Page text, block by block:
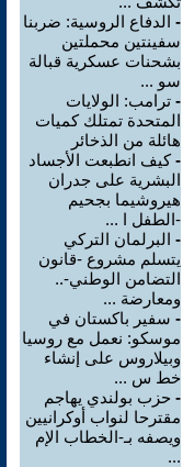
- الدفاع الروسية: ضربنا
سفينتين محملتين
بشحنات عسكرية قبالة
سو ...
- ترامب: الولايات
المتحدة تمتلك كميات
هائلة من الذخائر
-كيف انطبعت الأجساد
البشرية على جدران
هيروشيما بجحيم
-الطفل ا ...
- البرلمان التركي
يتسلم مشروع -قانون
التضامن الوطني-..
ومعارضة ...
- سفير باكستان في
موسكو: نعمل مع روسيا
وبيلاروس على إنشاء
خط س ...
- حزب بولندي يهاجم
مقترحا لنواب أوكرانيين
ويصفه بـ-الخطاب الإم
...